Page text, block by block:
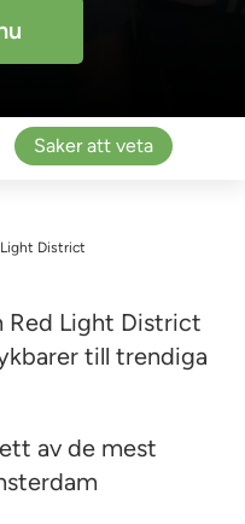
Saker att veta
District
Red Light District
till trendiga
av de mest